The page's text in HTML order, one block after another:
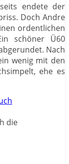
endete der
Doch Andre
ordentlichen
schöner Ü60
Nach
wenig mit den
ehe es
die